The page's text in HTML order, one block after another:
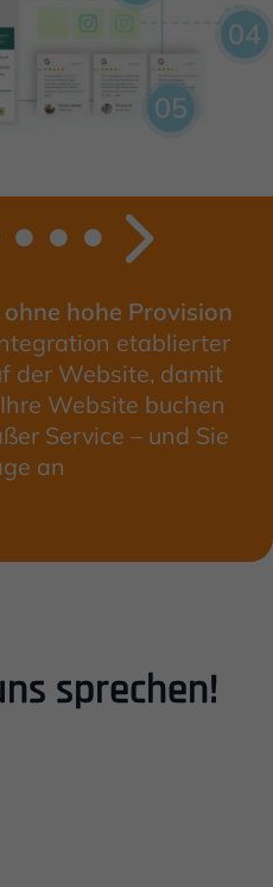
04
05
hohe Provision
etablierter
der Website, damit
Website buchen
Service – und Sie
an
sprechen!